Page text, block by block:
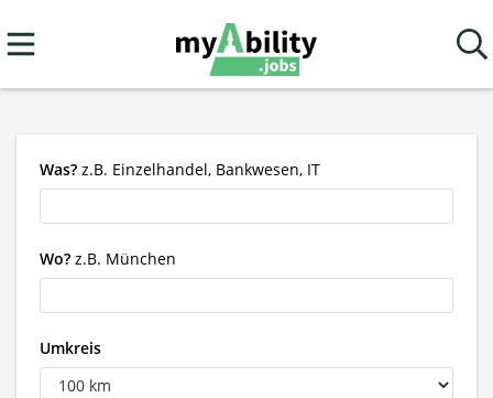
Was? z.B. Einzelhandel, Bankwesen, IT
Wo? z.B. München
Umkreis